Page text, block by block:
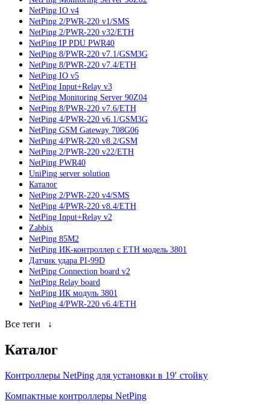
NetPing IO v4
NetPing 2/PWR-220 v1/SMS
NetPing 2/PWR-220 v32/ETH
NetPing IP PDU PWR40
NetPing 8/PWR-220 v7.1/GSM3G
NetPing 8/PWR-220 v7.4/ETH
NetPing IO v5
NetPing Input+Relay v3
NetPing Monitoring Server 90Z04
NetPing 8/PWR-220 v7.6/ETH
NetPing 4/PWR-220 v6.1/GSM3G
NetPing GSM Gateway 708G06
NetPing 4/PWR-220 v8.2/GSM
NetPing 2/PWR-220 v22/ETH
NetPing PWR40
UniPing server solution
Каталог
NetPing 2/PWR-220 v4/SMS
NetPing 4/PWR-220 v8.4/ETH
NetPing Input+Relay v2
Zabbix
NetPing 85M2
NetPing ИК-контроллер с ETH модель 3801
Датчик удара PI-99D
NetPing Connection board v2
NetPing Relay board
NetPing ИК модуль 3801
NetPing 4/PWR-220 v6.4/ETH
Все теги ↓
Каталог
Контроллеры NetPing для установки в 19′ стойку
Компактные контроллеры NetPing